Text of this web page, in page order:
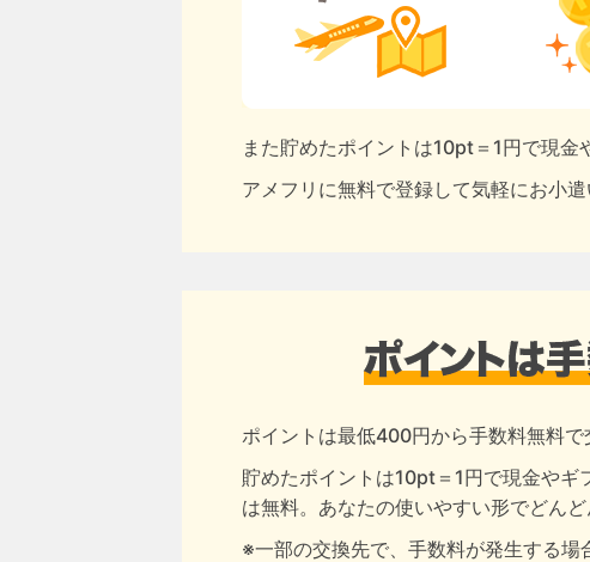
また貯めたポイントは10pt＝1円で現金
アメフリに無料で登録して気軽にお小遣
ポイントは最低400円から手数料無料で
貯めたポイントは10pt＝1円で現金や
は無料。あなたの使いやすい形でどんど
※一部の交換先で、手数料が発生する場